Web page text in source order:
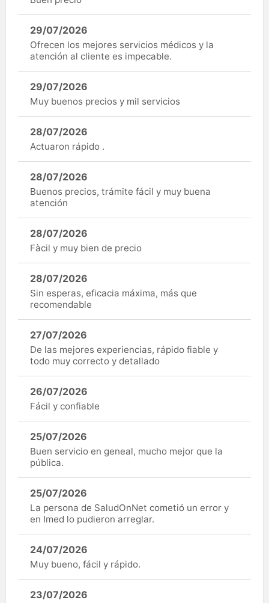
29/07/2026
Ofrecen los mejores servicios médicos y la
atención al cliente es impecable.
29/07/2026
Muy buenos precios y mil servicios
28/07/2026
Actuaron rápido .
28/07/2026
Buenos precios, trámite fácil y muy buena
atención
28/07/2026
Fàcil y muy bien de precio
28/07/2026
Sin esperas, eficacia máxima, más que
recomendable
27/07/2026
De las mejores experiencias, rápido fiable y
todo muy correcto y detallado
26/07/2026
Fácil y confiable
25/07/2026
Buen servicio en geneal, mucho mejor que la
pública.
25/07/2026
La persona de SaludOnNet cometió un error y
en Imed lo pudieron arreglar.
24/07/2026
Muy bueno, fácil y rápido.
23/07/2026